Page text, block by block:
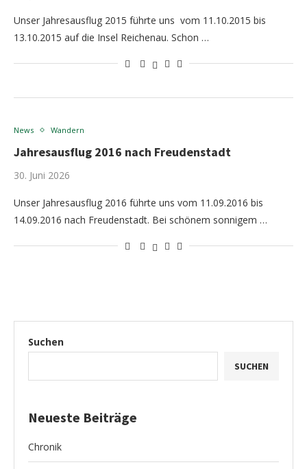
Unser Jahresausflug 2015 führte uns vom 11.10.2015 bis
13.10.2015 auf die Insel Reichenau. Schon …
News Wandern
Jahresausflug 2016 nach Freudenstadt
30. Juni 2026
Unser Jahresausflug 2016 führte uns vom 11.09.2016 bis
14.09.2016 nach Freudenstadt. Bei schönem sonnigem …
Suchen
SUCHEN
Neueste Beiträge
Chronik